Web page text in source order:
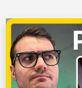
Education
Guide
Quotazioni